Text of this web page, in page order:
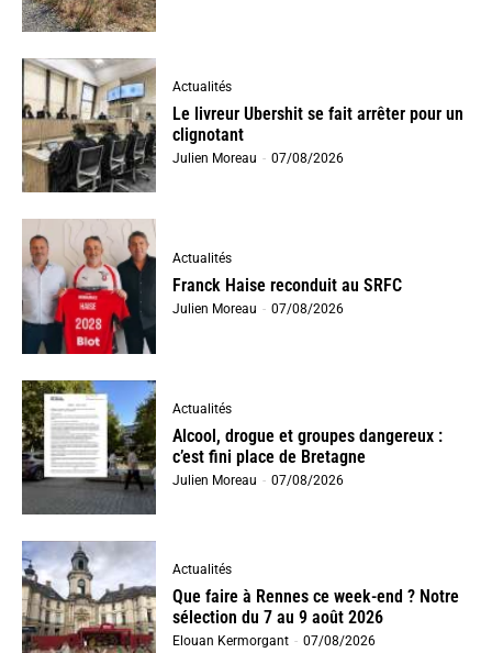
Actualités
Le livreur Ubershit se fait arrêter pour un
clignotant
Julien Moreau - 07/08/2026
Actualités
Franck Haise reconduit au SRFC
Julien Moreau - 07/08/2026
Actualités
Alcool, drogue et groupes dangereux :
c’est fini place de Bretagne
Julien Moreau - 07/08/2026
Actualités
Que faire à Rennes ce week-end ? Notre
sélection du 7 au 9 août 2026
Elouan Kermorgant - 07/08/2026